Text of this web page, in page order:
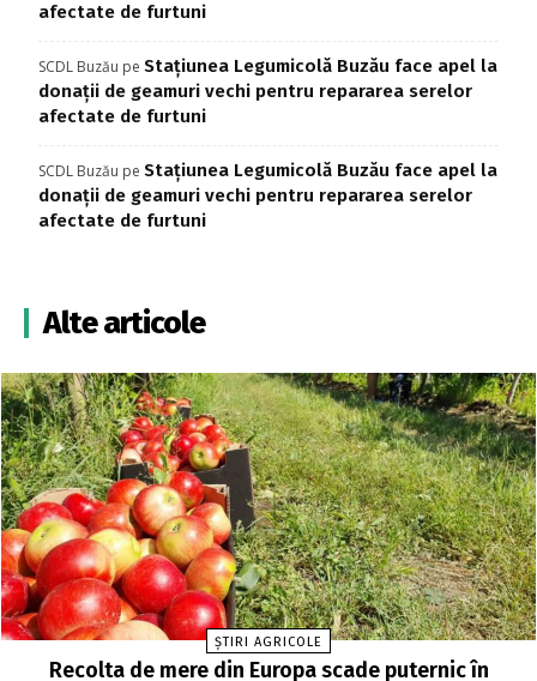
afectate de furtuni
SCDL Buzău pe Stațiunea Legumicolă Buzău face apel la
donații de geamuri vechi pentru repararea serelor
afectate de furtuni
SCDL Buzău pe Stațiunea Legumicolă Buzău face apel la
donații de geamuri vechi pentru repararea serelor
afectate de furtuni
Alte articole
ȘTIRI AGRICOLE
Recolta de mere din Europa scade puternic în